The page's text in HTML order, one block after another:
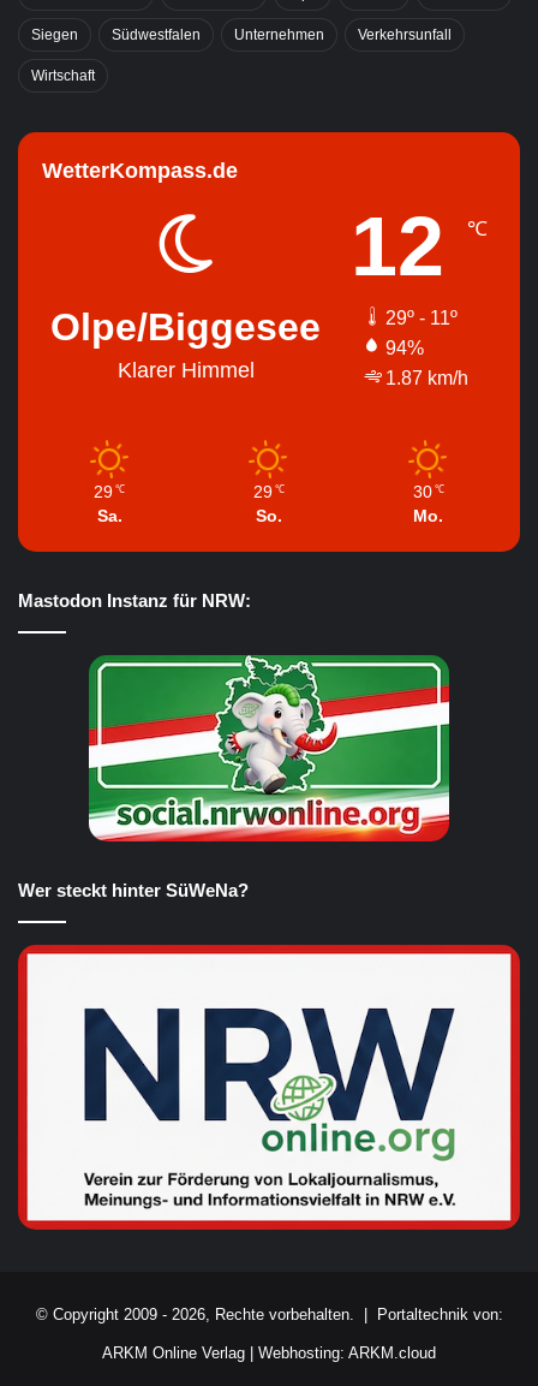
Siegen Südwestfalen Unternehmen Verkehrsunfall
Wirtschaft
WetterKompass.de
Olpe/Biggesee
Klarer Himmel
12 ℃
29º - 11º
94%
1.87 km/h
29 ℃
Sa.
29 ℃
So.
30 ℃
Mo.
Mastodon Instanz für NRW:
Wer steckt hinter SüWeNa?
© Copyright 2009 - 2026, Rechte vorbehalten. | Portaltechnik von:
ARKM Online Verlag Webhosting: ARKM.cloud